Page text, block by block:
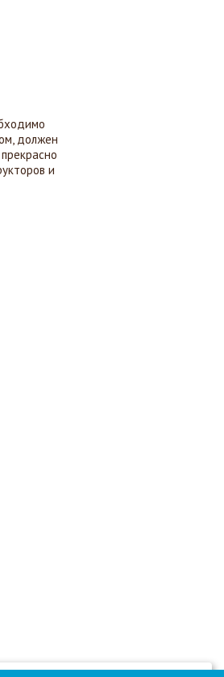
должен
и